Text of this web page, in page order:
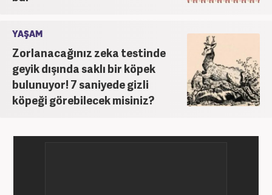
YAŞAM
Zorlanacağınız zeka testinde
geyik dışında saklı bir köpek
bulunuyor! 7 saniyede gizli
köpeği görebilecek misiniz?